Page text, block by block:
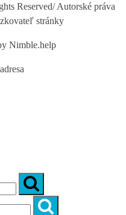
Reserved/ Autorské práva
stránky
Nimble.help